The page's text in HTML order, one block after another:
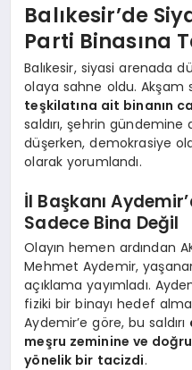
Balıkesir’de
Parti Binasına
Balıkesir, siyasi arenada
olaya sahne oldu.
teşkilatına ait binanın
saldırı, şehrin
düşerken, demokrasiye
olarak yorumlandı.
İl Başkanı
Sadece Bina Değil
Olayın hemen ardından
Mehmet Aydemir,
açıklama yayımladı.
fiziki bir binayı hedef
Aydemir’e göre, bu saldırı
meşru zeminine ve
yönelik bir tacizdi.